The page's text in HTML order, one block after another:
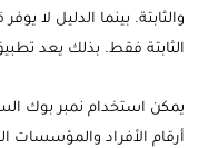
والثابتة. بينما الدليل لا
الثابتة فقط. بذلك يعد
يمكن استخدام نمبر بوك
أرقام الأفراد والمؤسسات